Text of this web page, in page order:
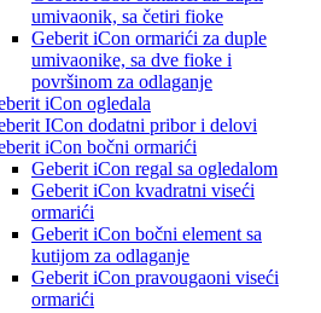
umivaonik, sa četiri fioke
Geberit iCon ormarići za duple
umivaonike, sa dve fioke i
površinom za odlaganje
iCon ogledala
ICon dodatni pribor i delovi
iCon bočni ormarići
Geberit iCon regal sa ogledalom
Geberit iCon kvadratni viseći
ormarići
Geberit iCon bočni element sa
kutijom za odlaganje
Geberit iCon pravougaoni viseći
ormarići